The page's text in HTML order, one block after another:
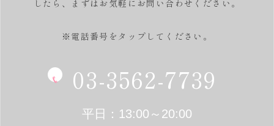
したら、
まずはお気軽にお問い合わせください。
※電話番号をタップしてください。
03-3562-7739
平日：13:00～20:00